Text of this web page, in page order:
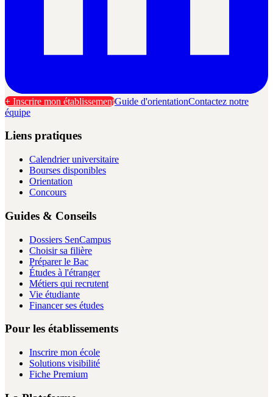
+ Inscrire mon établissementGuide d'orientationContactez notre
équipe
Liens pratiques
Calendrier universitaire
Bourses disponibles
Orientation
Concours
Guides & Conseils
Dossiers SenCampus
Choisir sa filière
Préparer le Bac
Études à l'étranger
Métiers qui recrutent
Vie étudiante
Financer ses études
Pour les établissements
Inscrire mon école
Solutions visibilité
Fiche Premium